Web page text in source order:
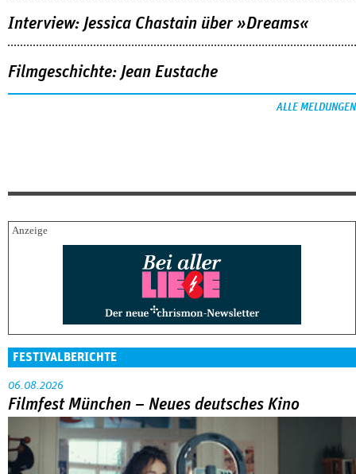
Interview: Jessica Chastain über »Dreams«
Filmgeschichte: Jean Eustache
ALLE MELDUNGEN
FESTIVALBERICHTE
06.08.2026
Filmfest München – Neues deutsches Kino